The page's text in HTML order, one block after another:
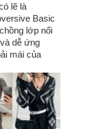
lẽ là
Basic
lớp nổi
dễ ứng
mái của